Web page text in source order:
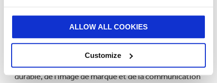
ALLOW ALL COOKIES
Customize
clients et les investisseurs, continuent de l'attendre,
empreinte environnementale. Je crois qu'une
entreprise durable est une bonne entreprise. »
Garrett Quinn, responsable du développement
durable, de l'image de marque et de la communication